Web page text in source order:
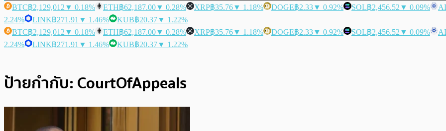
BTC฿2,129,012 ▼ 0.18% ETH฿62,187.00▼ 0.28% XRP฿35.76▼ 1.18% DOGE฿2.33▼ 0.92% SOL฿2,456.52 ▼ 0.09%
2.24%
LINK฿271.91 ▼ 1.46% KUB฿20.37▼ 1.22%
BTC฿2,129,012 ▼ 0.18% ETH฿62,187.00▼ 0.28% XRP฿35.76▼ 1.18% DOGE฿2.33▼ 0.92% SOL฿2,456.52 ▼ 0.09%
2.24%
LINK฿271.91 ▼ 1.46% KUB฿20.37▼ 1.22%
ป้ายกำกับ: CourtOfAppeals